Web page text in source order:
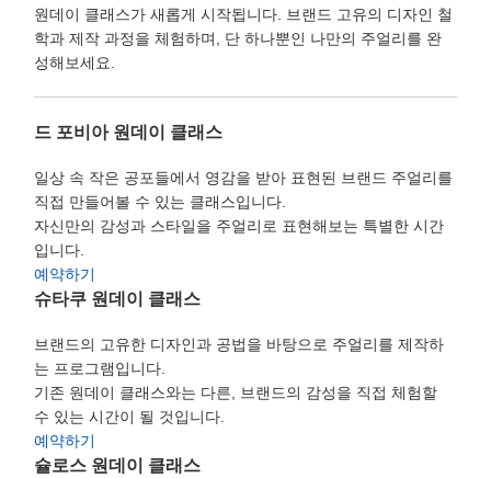
원데이 클래스가 새롭게 시작됩니다. 브랜드 고유의 디자인 철
학과 제작 과정을 체험하며, 단 하나뿐인 나만의 주얼리를 완
성해보세요.
드 포비아 원데이 클래스
일상 속 작은 공포들에서 영감을 받아 표현된 브랜드 주얼리를
직접 만들어볼 수 있는 클래스입니다.
자신만의 감성과 스타일을 주얼리로 표현해보는 특별한 시간
입니다.
예약하기
슈타쿠 원데이 클래스
브랜드의 고유한 디자인과 공법을 바탕으로 주얼리를 제작하
는 프로그램입니다.
기존 원데이 클래스와는 다른, 브랜드의 감성을 직접 체험할
수 있는 시간이 될 것입니다.
예약하기
슐로스 원데이 클래스